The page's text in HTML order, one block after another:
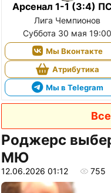
Арсенал 1-1 (3:4)
Лига Чемпионов
Суббота 30 мая 19:00
Мы Вконтакте
Атрибутика
Мы в Telegram
Роджерс
МЮ
12.06.2026 01:12 755